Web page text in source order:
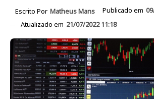
Escrito Por Matheus Mans Publicado em
Atualizado em 21/07/2022 11:18